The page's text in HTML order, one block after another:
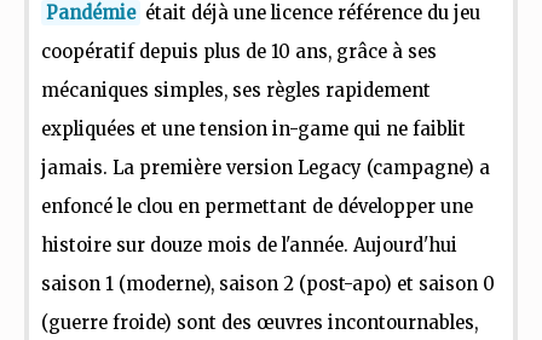
Pandémie était déjà une licence référence du jeu
coopératif depuis plus de 10 ans, grâce à ses
mécaniques simples, ses règles rapidement
expliquées et une tension in-game qui ne faiblit
jamais. La première version Legacy (campagne) a
enfoncé le clou en permettant de développer une
histoire sur douze mois de l'année. Aujourd'hui
saison 1 (moderne), saison 2 (post-apo) et saison 0
(guerre froide) sont des œuvres incontournables,